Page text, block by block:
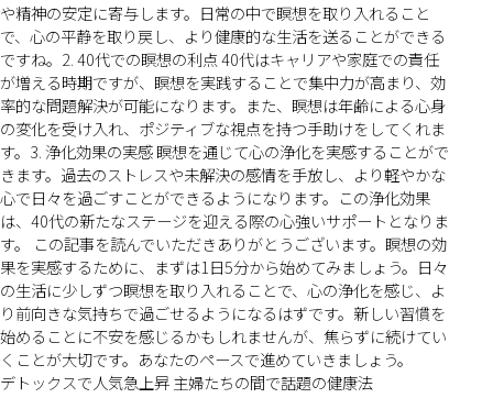
や精神の安定に寄与します。日常の中で瞑想を取り入れること
で、心の平静を取り戻し、より健康的な生活を送ることができる
ですね。2. 40代での瞑想の利点 40代はキャリアや家庭での責任
が増える時期ですが、瞑想を実践することで集中力が高まり、効
率的な問題解決が可能になります。また、瞑想は年齢による心身
の変化を受け入れ、ポジティブな視点を持つ手助けをしてくれま
す。3. 浄化効果の実感 瞑想を通じて心の浄化を実感することがで
きます。過去のストレスや未解決の感情を手放し、より軽やかな
心で日々を過ごすことができるようになります。この浄化効果
は、40代の新たなステージを迎える際の心強いサポートとなりま
す。 この記事を読んでいただきありがとうございます。瞑想の効
果を実感するために、まずは1日5分から始めてみましょう。日々
の生活に少しずつ瞑想を取り入れることで、心の浄化を感じ、よ
り前向きな気持ちで過ごせるようになるはずです。新しい習慣を
始めることに不安を感じるかもしれませんが、焦らずに続けてい
くことが大切です。あなたのペースで進めていきましょう。
デトックスで人気急上昇 主婦たちの間で話題の健康法